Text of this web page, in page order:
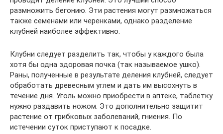
размножить бегонию. Эти растения могут размножаться
также семенами или черенками, однако разделение
клубней наиболее эффективно.
Клубни следует разделить так, чтобы у каждого была
хотя бы одна здоровая почка (так называемое ушко).
Раны, полученные в результате деления клубней, следует
обработать древесным углем и дать им высохнуть в
течение дня. Уголь можно приобрести в аптеке, таблетку
нужно раздавить ножом. Это дополнительно защитит
растение от грибковых заболеваний, гниения. По
истечении суток приступают к посадке.